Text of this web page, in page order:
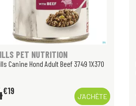
PET NUTRITION
Canine Hond Adult Beef 3749 1X370
€19
J’ACHÈTE